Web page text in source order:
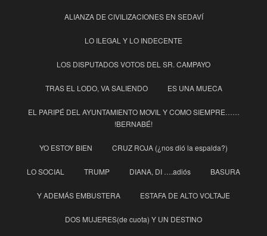
ALIANZA DE CIVILIZACIONES EN SEDAVÍ
LO ILEGAL Y LO INDECENTE
LOS DISPUTADOS VOTOS DEL SR. CAMPAYO
TRAS EL LODO, VA SALIENDO ES UNA MUECA
EL PARIPÉ DEL AYUNTAMIENTO MOVIL Y COMO SIEMPRE……
!BERNABÉ!
YO ESTOY BIEN CRUZ ROJA (¿nos dió la espalda?)
LO SOCIAL TRUMP DIANA, DI ….adiós BASURA
Y ADEMÁS EMBUSTERA ESTAFA DE ALTO VOLTAJE
DOS MUJERES(de cuota) Y UN DESTINO